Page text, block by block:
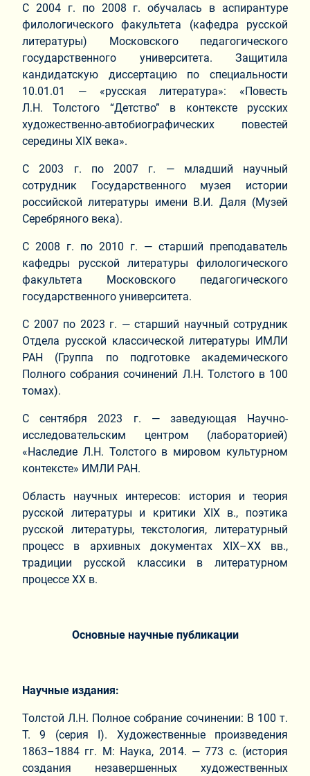
С 2004 г. по 2008 г. обучалась в аспирантуре
филологического факультета (кафедра русской
литературы) Московского педагогического
государственного университета. Защитила
кандидатскую диссертацию по специальности
10.01.01 — «русская литература»: «Повесть
Л.Н. Толстого “Детство” в контексте русских
художественно-автобиографических повестей
середины XIX века».
С 2003 г. по 2007 г. ― младший научный
сотрудник Государственного музея истории
российской литературы имени В.И. Даля (Музей
Серебряного века).
С 2008 г. по 2010 г. ― старший преподаватель
кафедры русской литературы филологического
факультета Московского педагогического
государственного университета.
С 2007 по 2023 г. ― старший научный сотрудник
Отдела русской классической литературы ИМЛИ
РАН (Группа по подготовке академического
Полного собрания сочинений Л.Н. Толстого в 100
томах).
С сентября 2023 г. ― заведующая Научно-
исследовательским центром (лабораторией)
«Наследие Л.Н. Толстого в мировом культурном
контексте» ИМЛИ РАН.
Область научных интересов: история и теория
русской литературы и критики XIX в., поэтика
русской литературы, текстология, литературный
процесс в архивных документах XIX–XX вв.,
традиции русской классики в литературном
процессе XX в.
Основные научные публикации
Научные издания:
Толстой Л.Н. Полное собрание сочинении: В 100 т.
Т. 9 (серия I). Художественные произведения
1863–1884 гг. М: Наука, 2014. — 773 с. (история
создания незавершенных художественных